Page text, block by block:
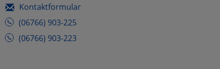
Kontaktformular
(06766) 903-225
(06766) 903-223